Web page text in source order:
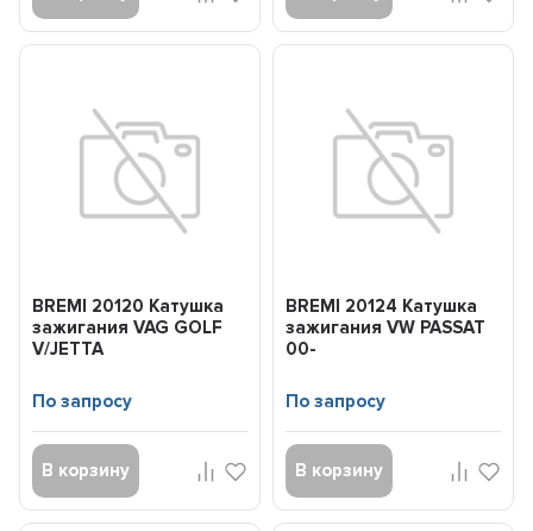
BREMI 20120 Катушка
зажигания VAG GOLF
V/JETTA
По запросу
В корзину
BREMI 20124 Катушка
зажигания VW PASSAT
00-
По запросу
В корзину